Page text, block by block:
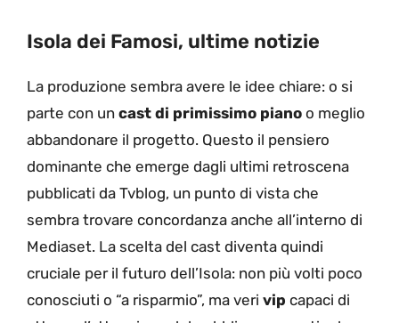
Isola dei Famosi, ultime notizie
La produzione sembra avere le idee chiare: o si
parte con un cast di primissimo piano o meglio
abbandonare il progetto. Questo il pensiero
dominante che emerge dagli ultimi retroscena
pubblicati da Tvblog, un punto di vista che
sembra trovare concordanza anche all’interno di
Mediaset. La scelta del cast diventa quindi
cruciale per il futuro dell’Isola: non più volti poco
conosciuti o “a risparmio”, ma veri vip capaci di